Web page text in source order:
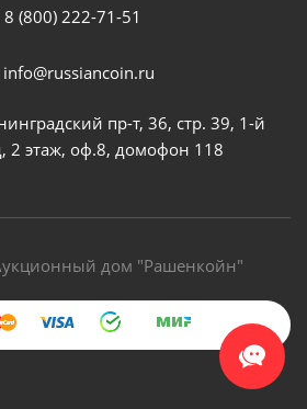
8 (800) 222-71-51
info@russiancoin.ru
пр-т, 36, стр. 39, 1-й
2 этаж, оф.8, домофон 118
дом "Рашенкойн"